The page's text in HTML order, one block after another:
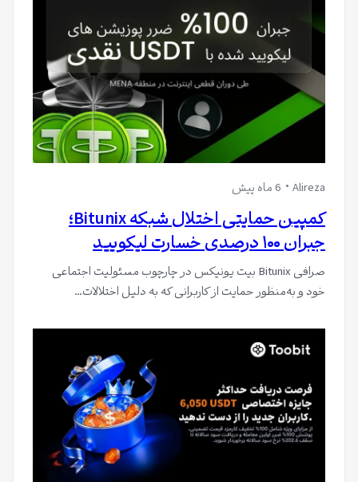
Alireza 6 ماه پیش
کمپین حمایتی اختلال شبکه Bitunix؛
جبران ۱۰۰ درصدی خسارت لیکویید
صرافی Bitunix بیت یونیکس در چارچوب مسئولیت اجتماعی
خود و به‌منظور حمایت از کاربرانی که به دلیل اختلالات…